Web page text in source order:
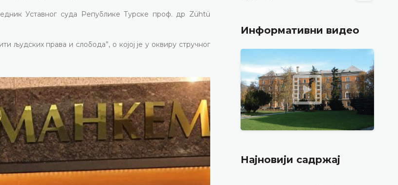
Уставног суда Републике Турске проф. др Zühtü
људских права и слобода”, о којој је у оквиру стручног
Информативни видео
Најновији садржај